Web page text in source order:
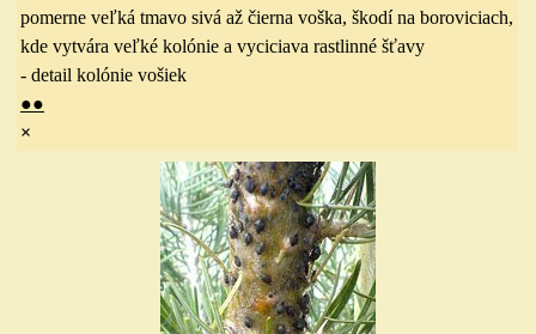
pomerne veľká tmavo sivá až čierna voška, škodí na boroviciach,
kde vytvára veľké kolónie a vyciciava rastlinné šťavy
- detail kolónie vošiek
●●
×